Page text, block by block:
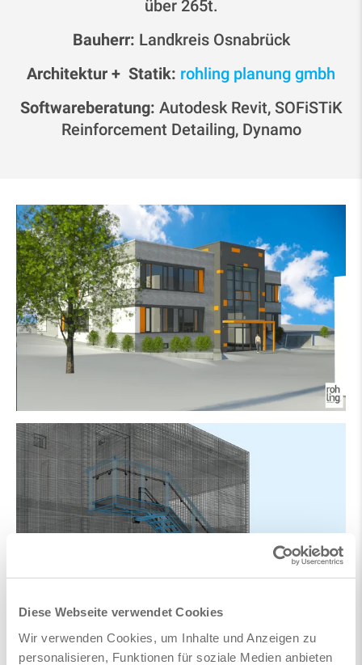
Diese Webseite verwendet Cookies
Wir verwenden Cookies, um Inhalte und Anzeigen zu
personalisieren, Funktionen für soziale Medien anbieten
über 265t.
Bauherr: Landkreis Osnabrück
Architektur + Statik: rohling planung gmbh
Softwareberatung: Autodesk Revit, SOFiSTiK
Reinforcement Detailing, Dynamo